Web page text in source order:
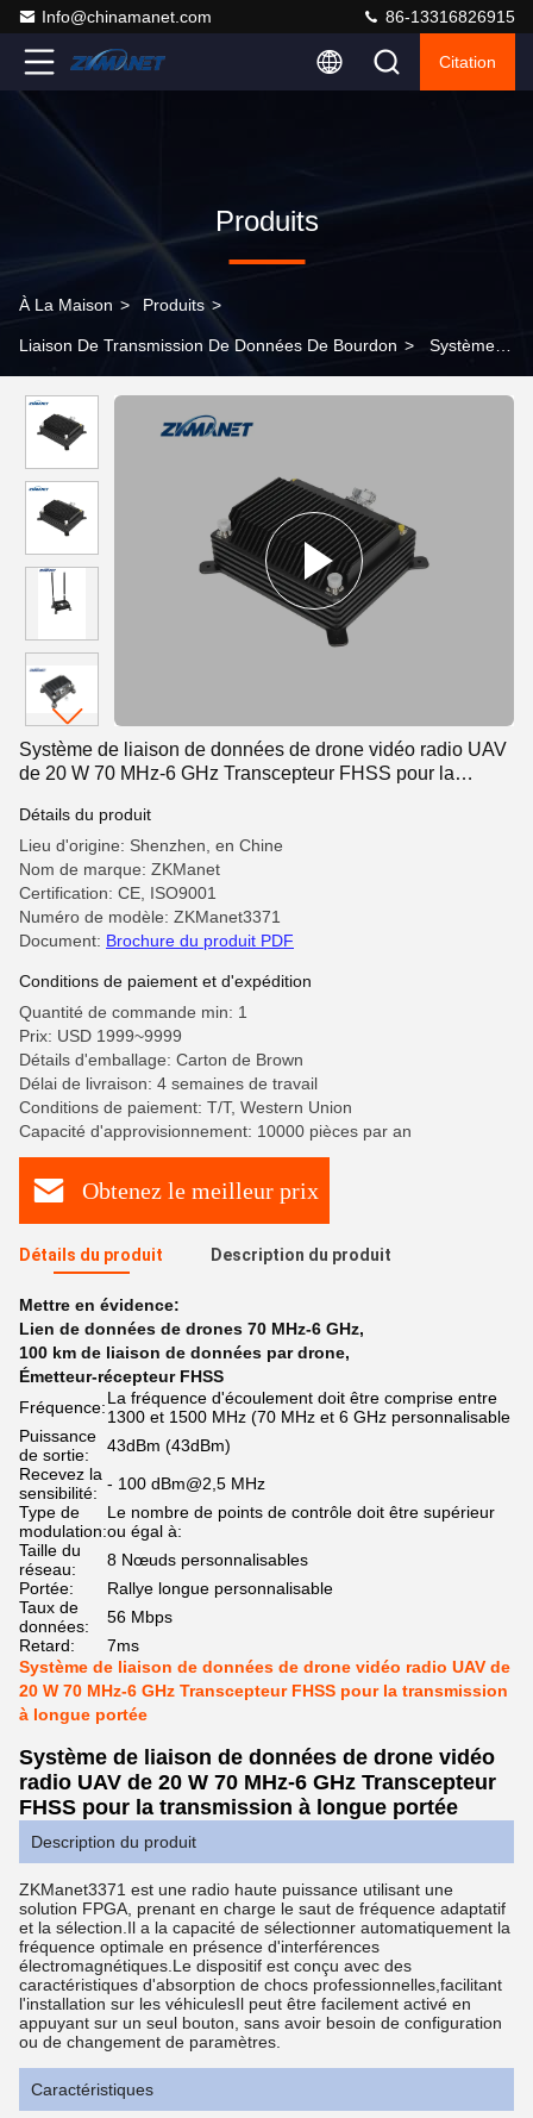
Info@chinamanet.com 86-13316826915
Citation
Produits
À La Maison > Produits >
Liaison De Transmission De Données De Bourdon > Système
MHz-6 GHz Transcepteur FHSS pour la transmission à longue
portée
Système de liaison de données de drone vidéo radio UAV
de 20 W 70 MHz-6 GHz Transcepteur FHSS pour la
Détails du produit
Lieu d'origine: Shenzhen, en Chine
Nom de marque: ZKManet
Certification: CE, ISO9001
Numéro de modèle: ZKManet3371
Document: Brochure du produit PDF
Conditions de paiement et d'expédition
Quantité de commande min: 1
Prix: USD 1999~9999
Détails d'emballage: Carton de Brown
Délai de livraison: 4 semaines de travail
Conditions de paiement: T/T, Western Union
Capacité d'approvisionnement: 10000 pièces par an
Obtenez le meilleur prix
Détails du produit Description du produit
Mettre en évidence:
Lien de données de drones 70 MHz-6 GHz,
100 km de liaison de données par drone,
Émetteur-récepteur FHSS
Fréquence:La fréquence d'écoulement doit être comprise entre
1300 et 1500 MHz (70 MHz et 6 GHz personnalisable
Puissance
de sortie:
43dBm (43dBm)
Recevez la
sensibilité: - 100 dBm@2,5 MHz
Type de
modulation:
Le nombre de points de contrôle doit être supérieur
ou égal à:
Taille du
réseau:
8 Nœuds personnalisables
Portée:
Rallye longue personnalisable
Taux de
données:
56 Mbps
Retard:
7ms
Système de liaison de données de drone vidéo radio UAV de
20 W 70 MHz-6 GHz Transcepteur FHSS pour la transmission
à longue portée
Système de liaison de données de drone vidéo
radio UAV de 20 W 70 MHz-6 GHz Transcepteur
FHSS pour la transmission à longue portée
Description du produit
ZKManet3371 est une radio haute puissance utilisant une
solution FPGA, prenant en charge le saut de fréquence adaptatif
et la sélection.Il a la capacité de sélectionner automatiquement la
fréquence optimale en présence d'interférences
électromagnétiques.Le dispositif est conçu avec des
caractéristiques d'absorption de chocs professionnelles,facilitant
l'installation sur les véhiculesIl peut être facilement activé en
appuyant sur un seul bouton, sans avoir besoin de configuration
ou de changement de paramètres.
Caractéristiques